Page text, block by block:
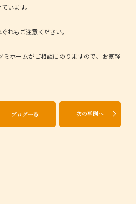
います。
れもご注意ください。
ミホームがご相談にのりますので、お気軽
ブログ一覧 次の事例へ